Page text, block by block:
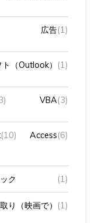
広告(1)
ト（Outlook）(1)
VBA(3)
(10) Access(6)
ク (1)
り（映画で）(1)